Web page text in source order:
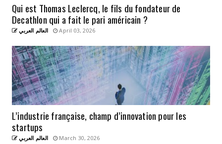
Qui est Thomas Leclercq, le fils du fondateur de
Decathlon qui a fait le pari américain ?
العالم العربي April 03, 2026
L’industrie française, champ d’innovation pour les
startups
العالم العربي March 30, 2026